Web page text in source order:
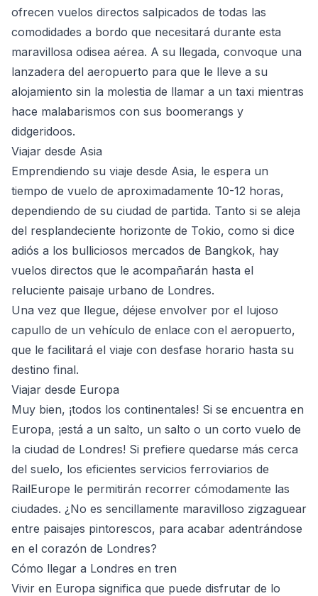
ofrecen vuelos directos salpicados de todas las
comodidades a bordo que necesitará durante esta
maravillosa odisea aérea. A su llegada, convoque una
lanzadera del aeropuerto para que le lleve a su
alojamiento sin la molestia de llamar a un taxi mientras
hace malabarismos con sus boomerangs y
didgeridoos.
Viajar desde Asia
Emprendiendo su viaje desde Asia, le espera un
tiempo de vuelo de aproximadamente 10-12 horas,
dependiendo de su ciudad de partida. Tanto si se aleja
del resplandeciente horizonte de Tokio, como si dice
adiós a los bulliciosos mercados de Bangkok, hay
vuelos directos que le acompañarán hasta el
reluciente paisaje urbano de Londres.
Una vez que llegue, déjese envolver por el lujoso
capullo de un vehículo de enlace con el aeropuerto,
que le facilitará el viaje con desfase horario hasta su
destino final.
Viajar desde Europa
Muy bien, ¡todos los continentales! Si se encuentra en
Europa, ¡está a un salto, un salto o un corto vuelo de
la ciudad de Londres! Si prefiere quedarse más cerca
del suelo, los eficientes servicios ferroviarios de
RailEurope le permitirán recorrer cómodamente las
ciudades. ¿No es sencillamente maravilloso zigzaguear
entre paisajes pintorescos, para acabar adentrándose
en el corazón de Londres?
Cómo llegar a Londres en tren
Vivir en Europa significa que puede disfrutar de lo